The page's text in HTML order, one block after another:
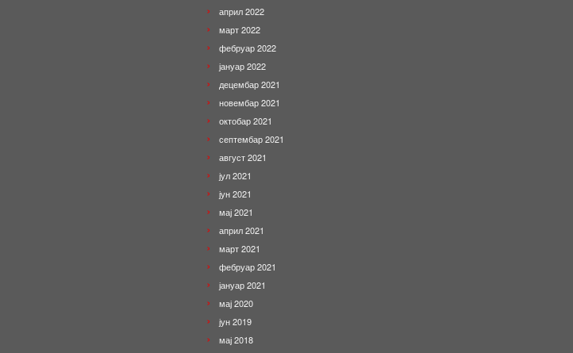
април 2022
март 2022
фебруар 2022
јануар 2022
децембар 2021
новембар 2021
октобар 2021
септембар 2021
август 2021
јул 2021
јун 2021
мај 2021
април 2021
март 2021
фебруар 2021
јануар 2021
мај 2020
јун 2019
мај 2018